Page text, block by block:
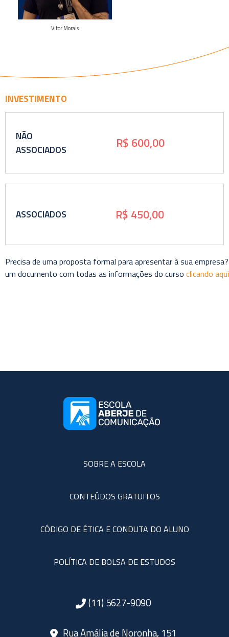
Vitor Morais
INVESTIMENTO
ASSOCIADOS R$ 450,00
NÃO
ASSOCIADOS
R$ 600,00
Precisa de uma proposta formal para apresentar à sua
um documento com todas as informações do curso clicando
SOBRE A ESCOLA
CONTEÚDOS GRATUITOS
CÓDIGO DE ÉTICA E CONDUTA DO ALUNO
POLÍTICA DE BOLSA DE ESTUDOS
(11) 5627-9090
Rua Amália de Noronha, 151